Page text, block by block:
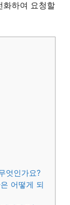
화하여 요청할
엇인가요?
어떻게 되